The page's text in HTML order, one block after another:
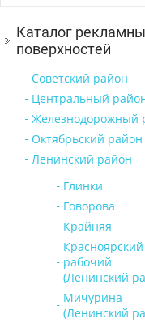
Каталог
поверхностей
Советский район
Центральный
Железнодорожный
Октябрьский район
Ленинский район
Глинки
Говорова
Крайняя
Красноярский
рабочий
(Ленинский
Мичурина
(Ленинский